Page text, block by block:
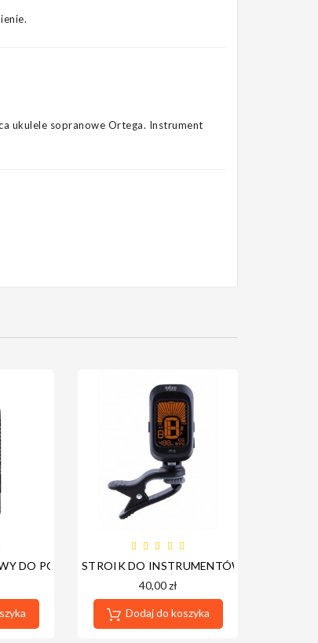
ukulele sopranowe Ortega. Instrument
DO PODSTRUNNICY - ORTEGA OLEM
STROIK DO INSTRUMENTÓW BOSTON IT-
40,00 zł
Dodaj do koszyka